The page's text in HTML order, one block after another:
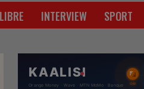
INTERVIEW SPORT